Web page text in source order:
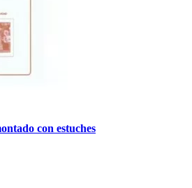
con estuches